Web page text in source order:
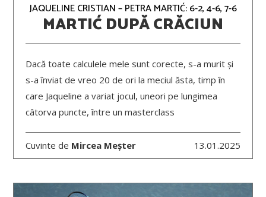
JAQUELINE CRISTIAN – PETRA MARTIĆ: 6-2, 4-6, 7-6
MARTIĆ DUPĂ CRĂCIUN
Dacă toate calculele mele sunt corecte, s-a murit și
s-a înviat de vreo 20 de ori la meciul ăsta, timp în
care Jaqueline a variat jocul, uneori pe lungimea
câtorva puncte, între un masterclass
Cuvinte de Mircea Meșter 13.01.2025